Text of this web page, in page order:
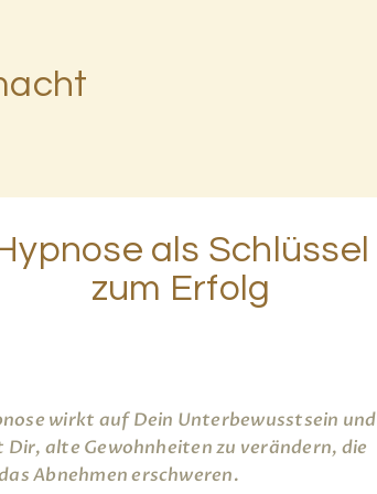
als Schlüssel
zum Erfolg
wirkt auf Dein Unterbewusstsein und
alte Gewohnheiten zu verändern, die
Abnehmen erschweren.